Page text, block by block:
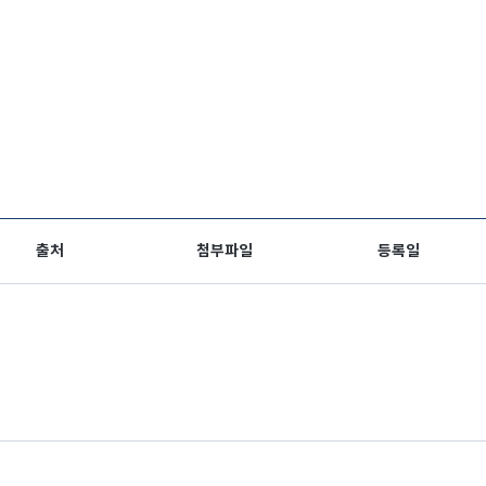
출처 첨부파일 등록일